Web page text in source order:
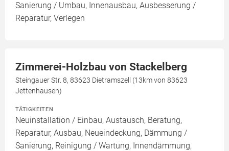
Sanierung / Umbau, Innenausbau, Ausbesserung /
Reparatur, Verlegen
Zimmerei-Holzbau von Stackelberg
Steingauer Str. 8, 83623 Dietramszell (13km von 83623
Jettenhausen)
TÄTIGKEITEN
Neuinstallation / Einbau, Austausch, Beratung,
Reparatur, Ausbau, Neueindeckung, Dämmung /
Sanierung, Reinigung / Wartung, Innendämmung,